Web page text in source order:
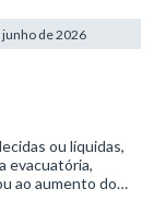
junho de 2026
ou líquidas,
evacuatória,
ao aumento do